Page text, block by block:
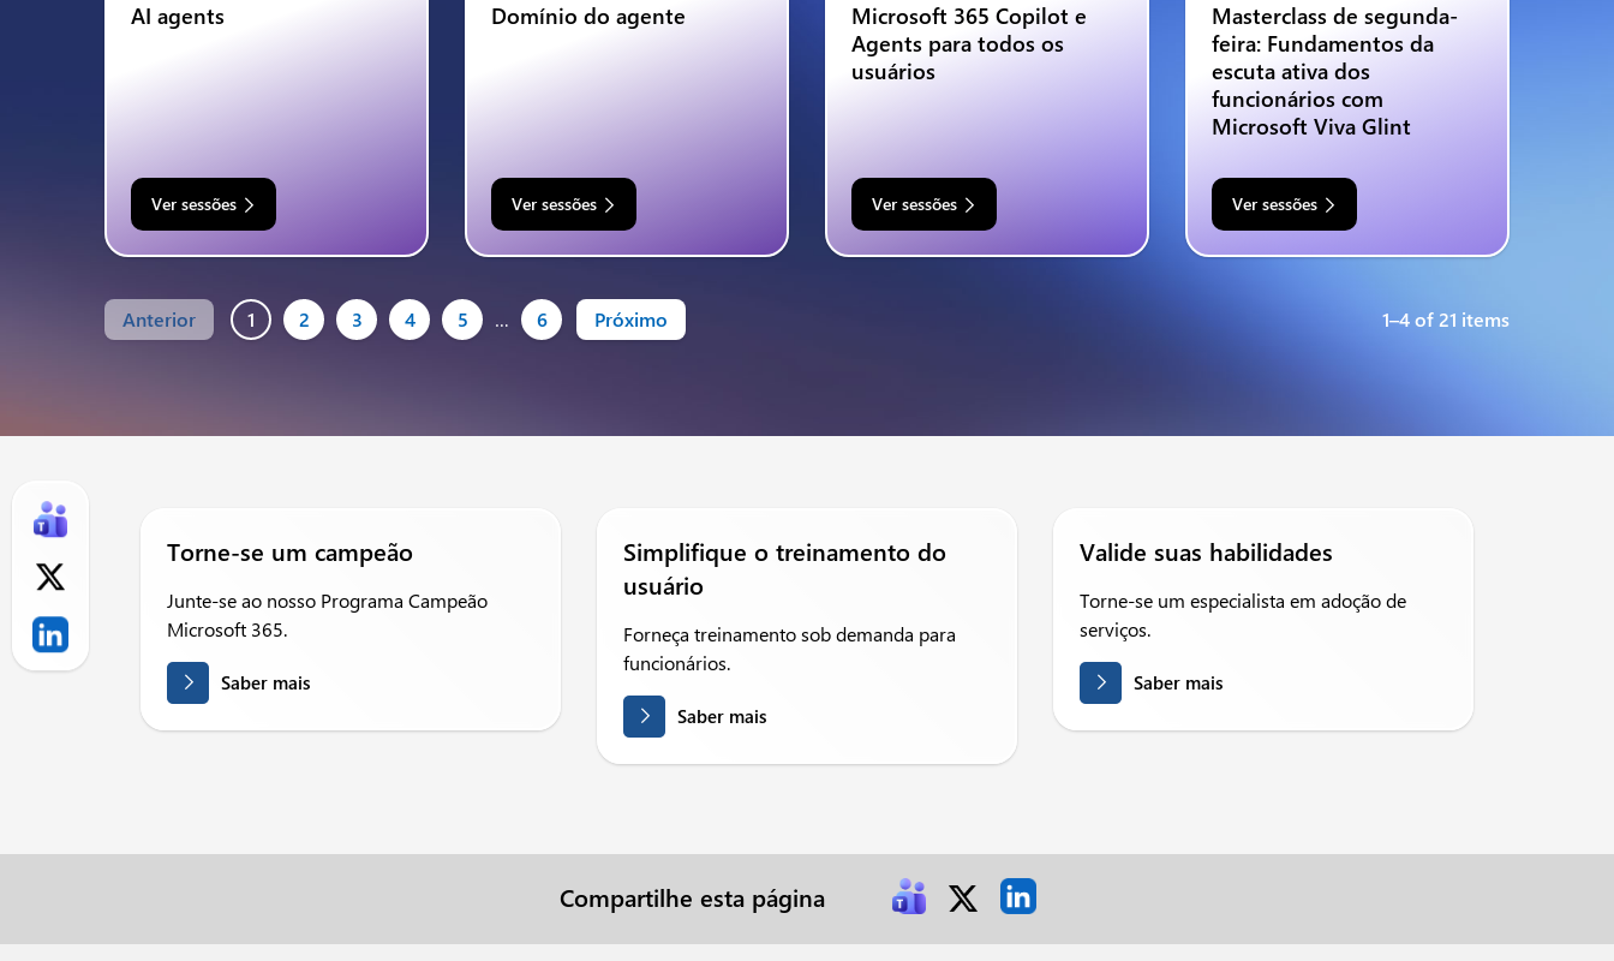
AI agents
Ver sessões
Domínio do agente
Ver sessões
Microsoft 365 Copilot e
Agents para todos os
usuários
Ver sessões
Masterclass de segunda-
feira: Fundamentos da
escuta ativa dos
funcionários com
Microsoft Viva Glint
Ver sessões
Anterior 1 2 3 4 5 … 6 Próximo 1–4 of 21 items
Torne-se um campeão
Junte-se ao nosso Programa Campeão
Microsoft 365.
Saber mais
Simplifique o treinamento do
usuário
Forneça treinamento sob demanda para
funcionários.
Saber mais
Valide suas habilidades
Torne-se um especialista em adoção de
serviços.
Saber mais
Compartilhe esta página